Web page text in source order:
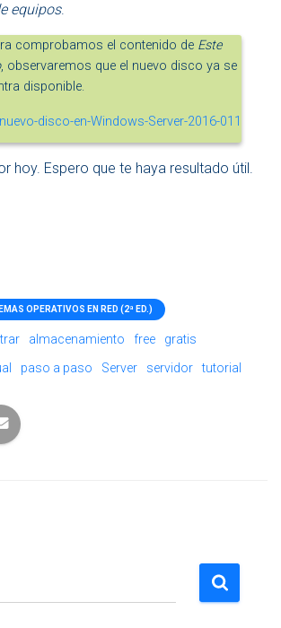
equipos.
comprobamos el contenido de Este
, observaremos que el nuevo disco ya se
disponible.
hoy. Espero que te haya resultado útil.
OPERATIVOS EN RED (2ª ED.)
almacenamiento free
gratis
paso a paso Server servidor tutorial